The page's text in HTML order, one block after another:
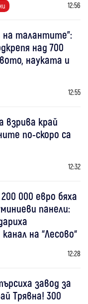
12:56
на талантите":
над 700
науката и
12:55
взрива край
по-скоро са
12:32
000 евро бяха
панели:
на “Лесово“
12:28
завод за
Трявна! 300